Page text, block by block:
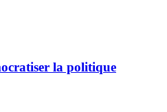
la politique